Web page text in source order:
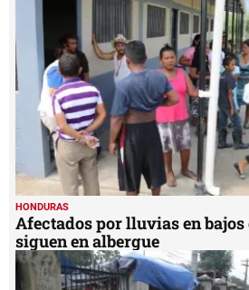
HONDURAS
Afectados por lluvias en bajos
siguen en albergue